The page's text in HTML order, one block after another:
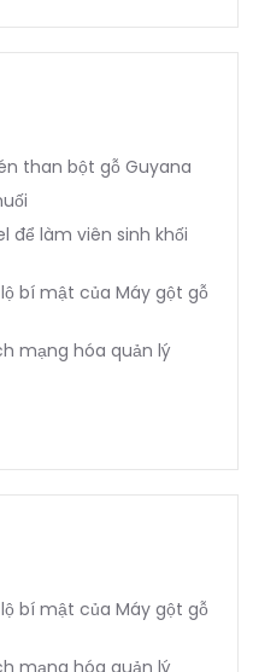
than bột gỗ Guyana
để làm viên sinh khối
bí mật của Máy gột gỗ
mạng hóa quản lý
bí mật của Máy gột gỗ